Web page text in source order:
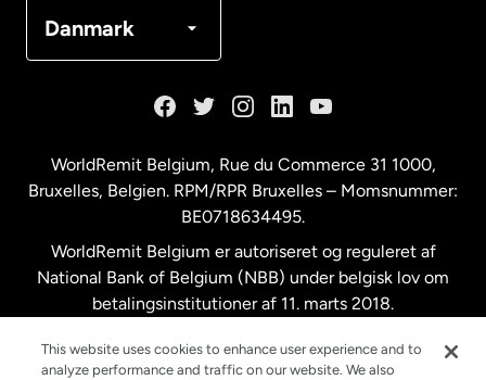
Danmark
Malaysia
New Zealand
Spanien
WorldRemit Belgium, Rue du Commerce 31 1000,
Bruxelles, Belgien. RPM/RPR Bruxelles – Momsnummer:
BE0718634495.
WorldRemit Belgium er autoriseret og reguleret af
National Bank of Belgium (NBB) under belgisk lov om
betalingsinstitutioner af 11. marts 2018.
This website uses cookies to enhance user experience and to
analyze performance and traffic on our website. We also